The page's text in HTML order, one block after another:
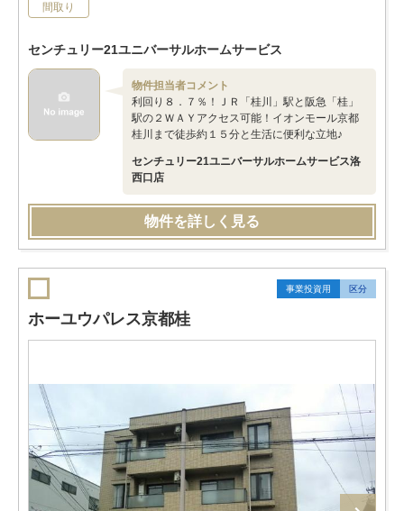
間取り
センチュリー21ユニバーサルホームサービス
物件担当者コメント
利回り８．７％！ＪＲ「桂川」駅と阪急「桂」
駅の２ＷＡＹアクセス可能！イオンモール京都
桂川まで徒歩約１５分と生活に便利な立地♪
センチュリー21ユニバーサルホームサービス洛
西口店
物件を詳しく見る
事業投資用 区分
ホーユウパレス京都桂